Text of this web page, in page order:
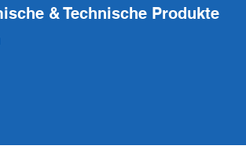
& Technische Produkte